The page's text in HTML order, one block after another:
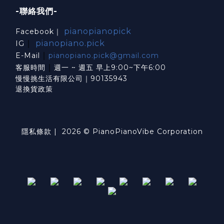
-聯絡我們-
Facebook｜ pianopianopick
IG ｜ pianopiano.pick
E-Mail ｜ pianopiano.pick@gmail.com
客服時間 ｜ 週一 ~ 週五 早上9:00~下午6:00
慢慢挑生活有限公司｜90135943
退換貨政策
隱私條款 | 2026 © PianoPianoVibe Corporation